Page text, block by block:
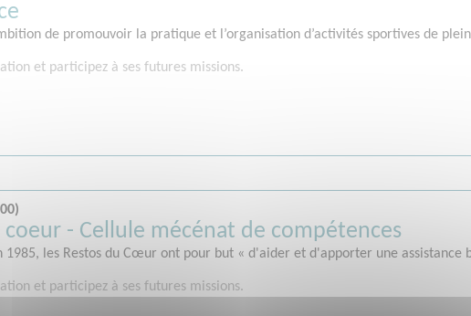
de promouvoir la pratique et l’organisation d’activités sportives de
et participez à ses futures missions.
coeur - Cellule mécénat de compétences
1985, les Restos du Cœur ont pour but « d'aider et d'apporter une assistance
et participez à ses futures missions.